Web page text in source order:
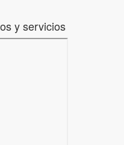
y servicios